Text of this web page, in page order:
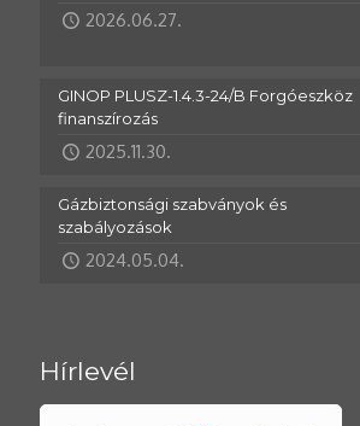
2026.06.27.
GINOP PLUSZ-1.4.3-24/B Forgóeszköz
finanszírozás
2025.11.30.
Gázbiztonsági szabványok és
szabályozások
2024.05.04.
Hírlevél